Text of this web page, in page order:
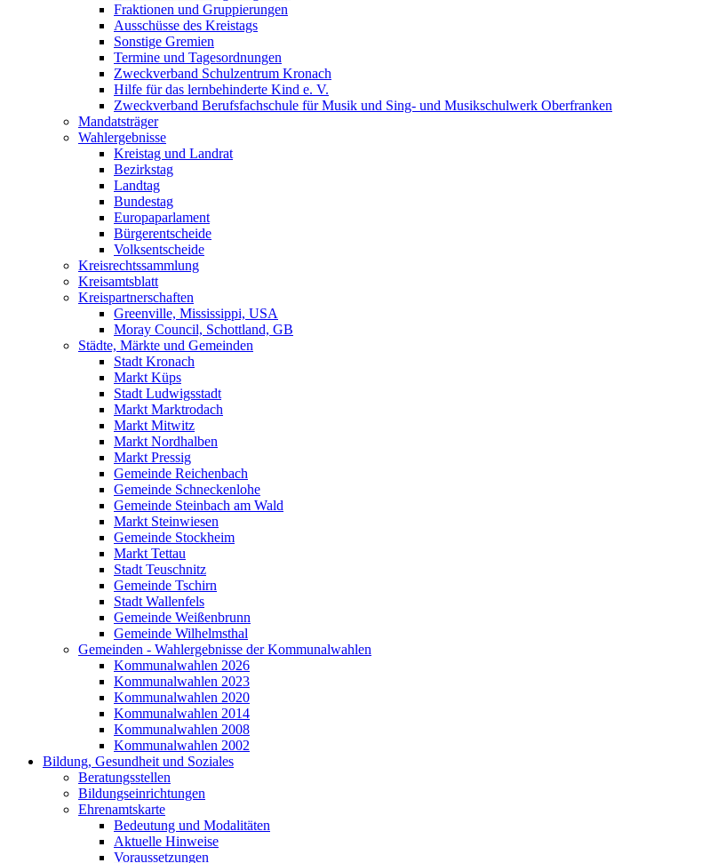
Fraktionen und Gruppierungen
Ausschüsse des Kreistags
Sonstige Gremien
Termine und Tagesordnungen
Zweckverband Schulzentrum Kronach
Hilfe für das lernbehinderte Kind e. V.
Zweckverband Berufsfachschule für Musik und Sing- und Musikschulwerk Oberfranken
Mandatsträger
Wahlergebnisse
Kreistag und Landrat
Bezirkstag
Landtag
Bundestag
Europaparlament
Bürgerentscheide
Volksentscheide
Kreisrechtssammlung
Kreisamtsblatt
Kreispartnerschaften
Greenville, Mississippi, USA
Moray Council, Schottland, GB
Städte, Märkte und Gemeinden
Stadt Kronach
Markt Küps
Stadt Ludwigsstadt
Markt Marktrodach
Markt Mitwitz
Markt Nordhalben
Markt Pressig
Gemeinde Reichenbach
Gemeinde Schneckenlohe
Gemeinde Steinbach am Wald
Markt Steinwiesen
Gemeinde Stockheim
Markt Tettau
Stadt Teuschnitz
Gemeinde Tschirn
Stadt Wallenfels
Gemeinde Weißenbrunn
Gemeinde Wilhelmsthal
Gemeinden - Wahlergebnisse der Kommunalwahlen
Kommunalwahlen 2026
Kommunalwahlen 2023
Kommunalwahlen 2020
Kommunalwahlen 2014
Kommunalwahlen 2008
Kommunalwahlen 2002
Bildung, Gesundheit und Soziales
Beratungsstellen
Bildungseinrichtungen
Ehrenamtskarte
Bedeutung und Modalitäten
Aktuelle Hinweise
Voraussetzungen